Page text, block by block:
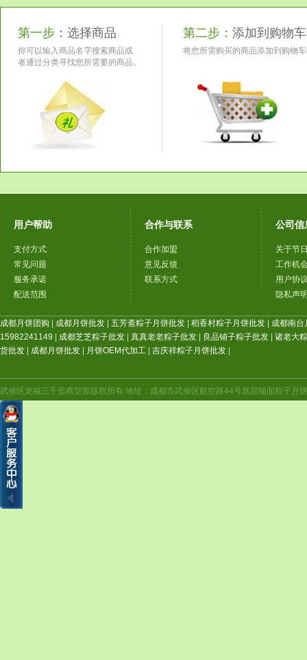
第一步： 选择商品
你可以输入商品名字搜索商品或
者通过分类寻找您所需要的商品。
第二步： 添加到购物车
将您所需购买的商品添加到购物
用户帮助
支付方式
常见问题
服务承诺
配送范围
合作与联系
合作加盟
意见反馈
联系方式
公司信
关于节
工作机
用户协
隐私声
成都月饼团购 成都月饼批发 五芳斋粽子月饼批发 稻香村粽子月饼批发
成都南台
15982241149
成都芝芝粽子批发 真真老老粽子批发 良品铺子粽子批发
诸老大
货批发
成都月饼批发 月饼OEM代加工 吉庆祥粽子月饼批发
武侯区龙福三千里商贸部版权所有 地址：成都市武侯区航空路44号底层铺面粽子